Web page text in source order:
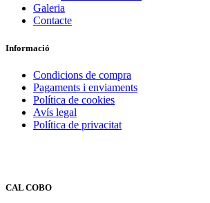
Galeria
Contacte
Informació
Condicions de compra
Pagaments i enviaments
Política de cookies
Avís legal
Política de privacitat
CAL COBO